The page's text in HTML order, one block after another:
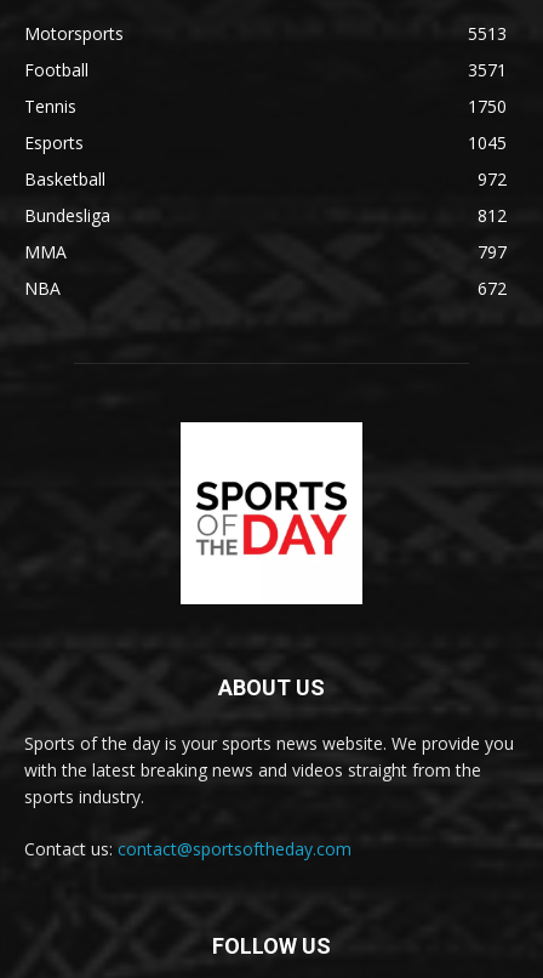
Motorsports
5513
Football
3571
Tennis
1750
Esports
1045
Basketball
972
Bundesliga
812
MMA
797
NBA
672
ABOUT US
Sports of the day is your sports news website. We provide you
with the latest breaking news and videos straight from the
sports industry.
Contact us: contact@sportsoftheday.com
FOLLOW US